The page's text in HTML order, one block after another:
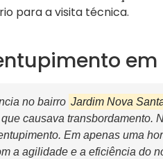
para a visita técnica.
no bairro Jardim Nova
causava transbordamento.
Em apenas uma
a agilidade e a eficiência do